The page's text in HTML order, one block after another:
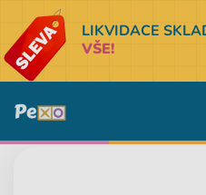
LIKVIDACE
VŠE!